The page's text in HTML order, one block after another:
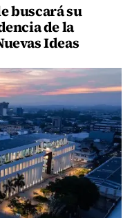
buscará su
de la
Ideas